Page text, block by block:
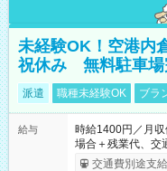
未経験OK！空港内
祝休み 無料駐車場
派遣 職種未経験OK ブラ
給与
時給1400円／月
場合＋残業代、交
交通費別途支